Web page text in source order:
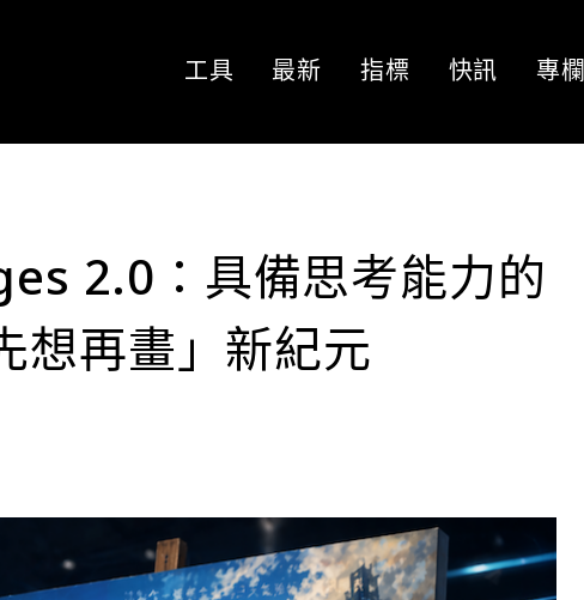
工具 最新 指標 快訊 專欄
2.0：具備思考能力的
想再畫」新紀元